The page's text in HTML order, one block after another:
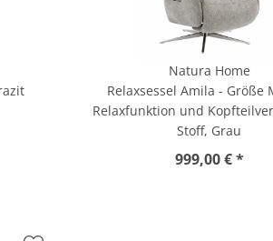
Natura Home
Relaxsessel Amila - Größe
Relaxfunktion und
Stoff, Grau
999,00 € *